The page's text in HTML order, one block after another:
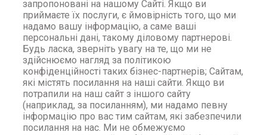
запропоновані на нашому Сайті. Якщо ви
приймаєте їх послуги, є ймовірність того, що ми
надамо вашу інформацію, а саме ваші
персональні дані, такому діловому партнерові.
Будь ласка, зверніть увагу на те, що ми не
здійснюємо нагляд за політикою
конфіденційності таких бізнес-партнерів; Сайтам,
які містять посилання на наші сайти. Якщо ви
потрапили на наш сайт з іншого сайту
(наприклад, за посиланням), ми надамо певну
інформацію про вас тим сайтам, які забезпечили
посилання на нас. Ми не обмежуємо